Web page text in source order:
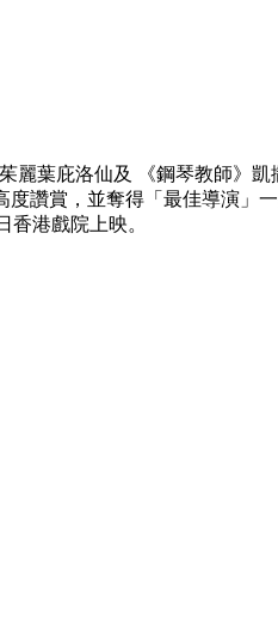
麗葉庇洛仙及 《鋼琴教師》
度讚賞，並奪得「最佳導演
港戲院上映。